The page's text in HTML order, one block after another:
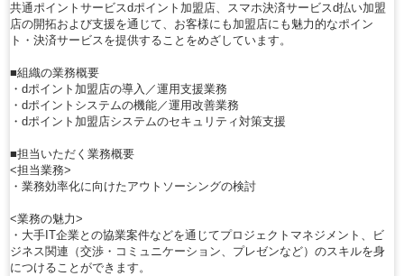
共通ポイントサービスdポイント加盟店、スマホ決済サービスd払い加盟
店の開拓および支援を通じて、お客様にも加盟店にも魅力的なポイン
ト・決済サービスを提供することをめざしています。
■組織の業務概要
・dポイント加盟店の導入／運用支援業務
・dポイントシステムの機能／運用改善業務
・dポイント加盟店システムのセキュリティ対策支援
■担当いただく業務概要
<担当業務>
・業務効率化に向けたアウトソーシングの検討
<業務の魅力>
・大手IT企業との協業案件などを通じてプロジェクトマネジメント、ビ
ジネス関連（交渉・コミュニケーション、プレゼンなど）のスキルを身
につけることができます。